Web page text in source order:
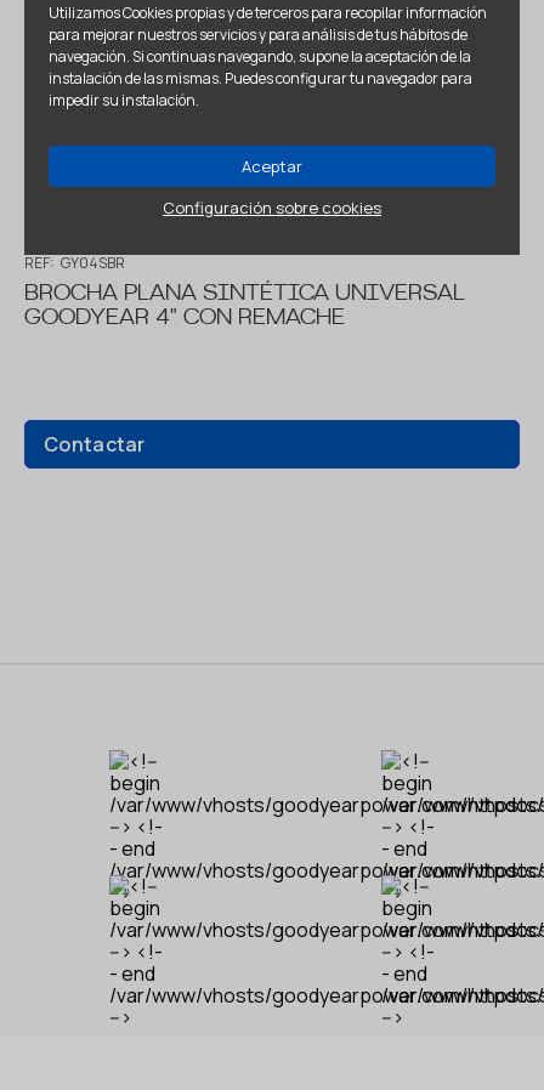
Utilizamos Cookies propias y de terceros para recopilar información
para mejorar nuestros servicios y para análisis de tus hábitos de
navegación. Si continuas navegando, supone la aceptación de la
instalación de las mismas. Puedes configurar tu navegador para
impedir su instalación.
Aceptar
Configuración sobre cookies
REF: GY04SBR
BROCHA PLANA SINTÉTICA UNIVERSAL
GOODYEAR 4" CON REMACHE
Contactar